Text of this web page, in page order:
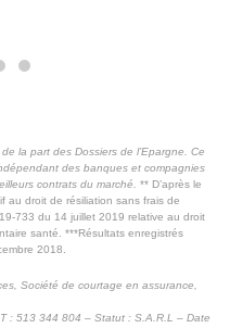
la part des Dossiers de l’Epargne. Ce
des banques et compagnies
contrats du marché. ** D’après le
au droit de résiliation sans frais de
733 du 14 juillet 2019 relative au droit
santé. ***Résultats enregistrés
2018.
Société de courtage en assurance,
: 513 344 804 – Statut : S.A.R.L – Date